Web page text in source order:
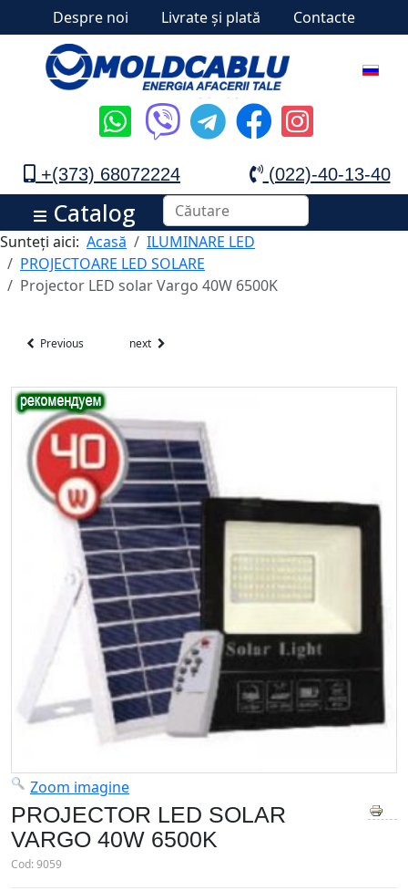
Despre noi Livrate și plată Contacte
+(373) 68072224 (022)-40-13-40
Catalog
Sunteți aici: Acasă
ILUMINARE LED
PROJECTOARE LED SOLARE
Projector LED solar Vargo 40W 6500K
Previous next
Zoom imagine
PROJECTOR LED SOLAR
VARGO 40W 6500K
Cod:9059